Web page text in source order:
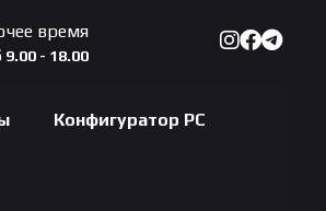
время
9.00 - 18.00
Конфигуратор PC